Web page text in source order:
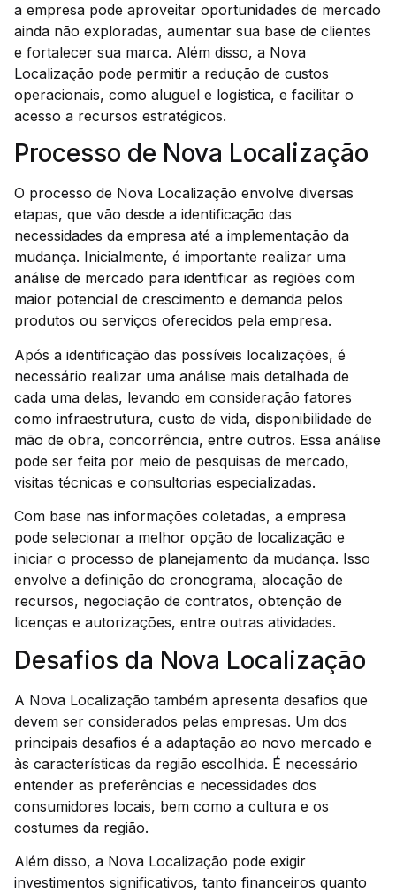
a empresa pode aproveitar oportunidades de mercado
ainda não exploradas, aumentar sua base de clientes
e fortalecer sua marca. Além disso, a Nova
Localização pode permitir a redução de custos
operacionais, como aluguel e logística, e facilitar o
acesso a recursos estratégicos.
Processo de Nova Localização
O processo de Nova Localização envolve diversas
etapas, que vão desde a identificação das
necessidades da empresa até a implementação da
mudança. Inicialmente, é importante realizar uma
análise de mercado para identificar as regiões com
maior potencial de crescimento e demanda pelos
produtos ou serviços oferecidos pela empresa.
Após a identificação das possíveis localizações, é
necessário realizar uma análise mais detalhada de
cada uma delas, levando em consideração fatores
como infraestrutura, custo de vida, disponibilidade de
mão de obra, concorrência, entre outros. Essa análise
pode ser feita por meio de pesquisas de mercado,
visitas técnicas e consultorias especializadas.
Com base nas informações coletadas, a empresa
pode selecionar a melhor opção de localização e
iniciar o processo de planejamento da mudança. Isso
envolve a definição do cronograma, alocação de
recursos, negociação de contratos, obtenção de
licenças e autorizações, entre outras atividades.
Desafios da Nova Localização
A Nova Localização também apresenta desafios que
devem ser considerados pelas empresas. Um dos
principais desafios é a adaptação ao novo mercado e
às características da região escolhida. É necessário
entender as preferências e necessidades dos
consumidores locais, bem como a cultura e os
costumes da região.
Além disso, a Nova Localização pode exigir
investimentos significativos, tanto financeiros quanto